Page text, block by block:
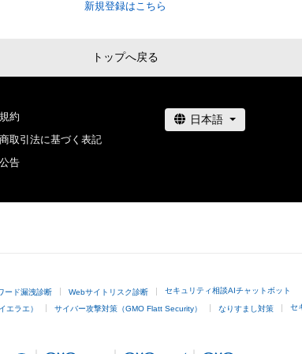
新規登録はこちら
トップへ戻る
約
取引法に基づく表記
告
ード漏洩診断 Webサイトリスク診断 セキュリティ相談AIチャットボット
エラエ） サイバー攻撃対策（GMO Flatt Security） なりすまし対策 セ